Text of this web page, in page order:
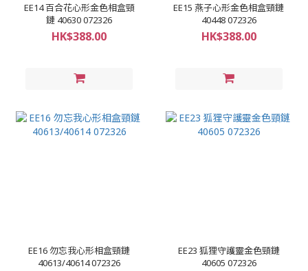
EE14 百合花心形金色相盒頸
鏈 40630 072326
HK$388.00
EE15 燕子心形金色相盒頸鏈
40448 072326
HK$388.00
EE16 勿忘我心形相盒頸鏈
40613/40614 072326
EE23 狐狸守護靈金色頸鏈
40605 072326